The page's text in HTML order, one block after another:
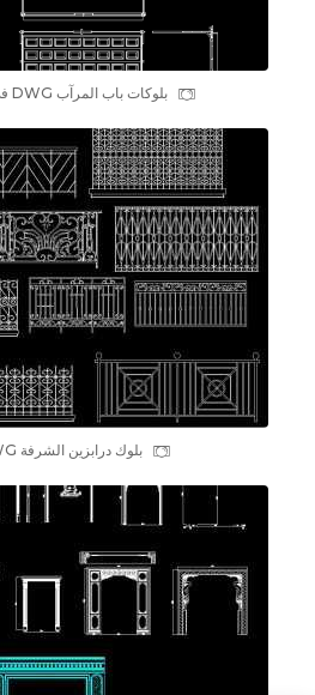
بلوکات باب المرآب DWG في أوتوكاد ، تحميل
بلوك درابزين الشرفة DWG – أوتوكاد